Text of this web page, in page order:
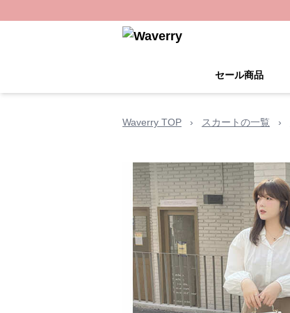
セール商品
Waverry TOP › スカートの一覧 ›